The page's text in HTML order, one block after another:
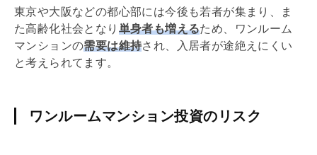
東京や大阪などの都心部には今後も若者が集まり、ま
た高齢化社会となり 単身者も増えるため、ワンルーム
マンションの需要は維持され、入居者が途絶えにくい
と考えられてます。
ワンルームマンション投資のリスク